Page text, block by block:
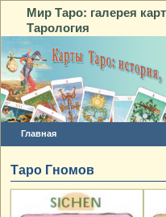
Мир Таро: галерея
Тарология
Главная
Таро Гномов